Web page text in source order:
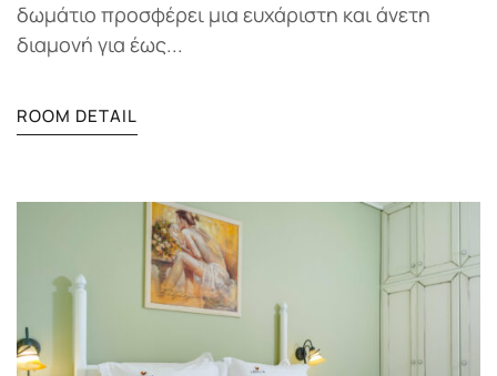
δωμάτιο προσφέρει μια ευχάριστη και άνετη
διαμονή για έως...
ROOM DETAIL